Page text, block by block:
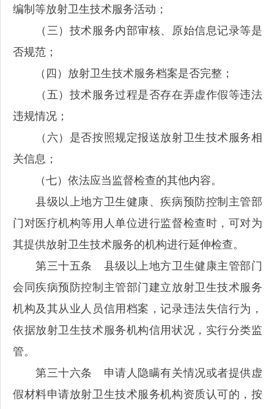
编制等放射卫生技术服务活动；
（三）技术服务内部审核、原始信息记录等是
否规范；
（四）放射卫生技术服务档案是否完整；
（五）技术服务过程是否存在弄虚作假等违法
违规情况；
（六）是否按照规定报送放射卫生技术服务相
关信息；
（七）依法应当监督检查的其他内容。
县级以上地方卫生健康、疾病预防控制主管部
门对医疗机构等用人单位进行监督检查时，可对为
其提供放射卫生技术服务的机构进行延伸检查。
第三十五条 县级以上地方卫生健康主管部门
会同疾病预防控制主管部门建立放射卫生技术服务
机构及其从业人员信用档案，记录违法失信行为，
依据放射卫生技术服务机构信用状况，实行分类监
管。
第三十六条 申请人隐瞒有关情况或者提供虚
假材料申请放射卫生技术服务机构资质认可的，按